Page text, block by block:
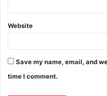
Website
Save my name, email, and
time I comment.